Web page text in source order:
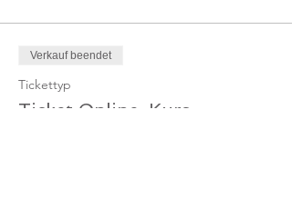
Verkauf beendet
Tickettyp
Ticket Online-Kurs